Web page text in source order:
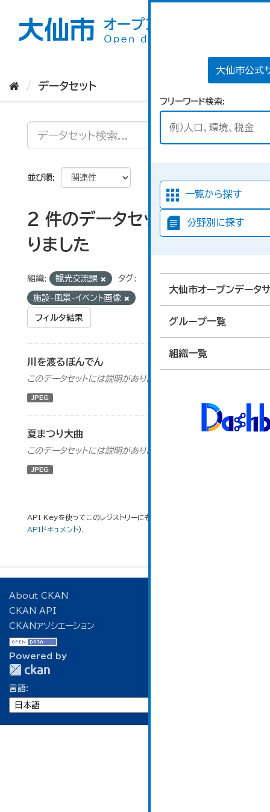
大仙市公式
フリーワード検索
一覧から探す
分野別に探す
大仙市オープンデータ
グループ一覧
組織一覧
データセット
並び順
2 件のデータセットが見つか
りました
組織: 観光交流課 タグ:
施設-風景-イベント画像
フィルタ結果
川を渡るぼんでん
このデータセットには説明がありません
JPEG
夏まつり大曲
このデータセットには説明がありません
JPEG
API Keyを使ってこのレジストリーにもアクセス可能です
APIドキュメント).
About CKAN
CKAN API
CKANアソシエーション
Powered by
言語